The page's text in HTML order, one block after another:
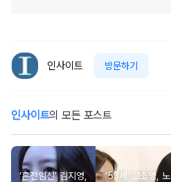
인사이트 방문하기
인사이트의 모든 포스트
‘혼전임신’ 김지영,
‘53세’ 고소영, 노